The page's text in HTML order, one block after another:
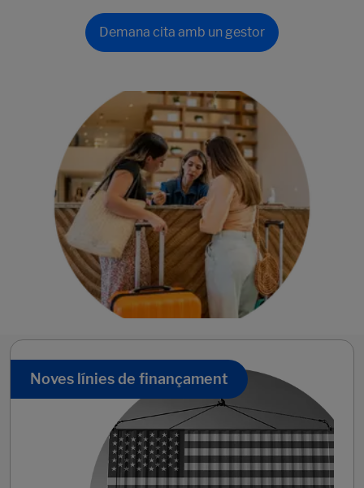
Demana cita amb un gestor
Noves línies de finançament